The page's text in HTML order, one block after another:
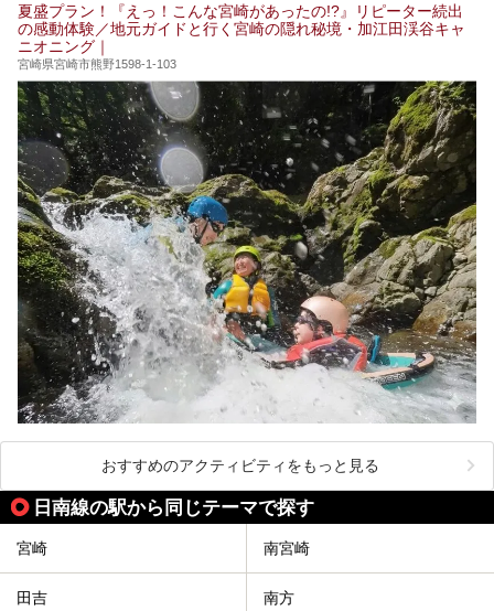
夏盛プラン！『えっ！こんな宮崎があったの!?』リピーター続出
の感動体験／地元ガイドと行く宮崎の隠れ秘境・加江田渓谷キャ
ニオニング｜
宮崎県宮崎市熊野1598-1-103
おすすめのアクティビティをもっと見る
日南線の駅から同じテーマで探す
宮崎 南宮崎
田吉 南方